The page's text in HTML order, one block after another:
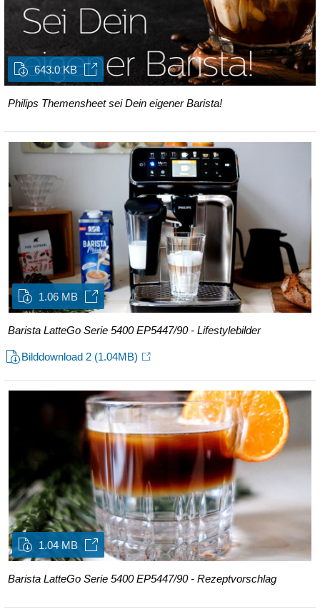
643.0 KB
Philips Themensheet sei Dein eigener Barista!
1.06 MB
Barista LatteGo Serie 5400 EP5447/90 - Lifestylebilder
Bilddownload 2 (1.04MB)
1.04 MB
Barista LatteGo Serie 5400 EP5447/90 - Rezeptvorschlag